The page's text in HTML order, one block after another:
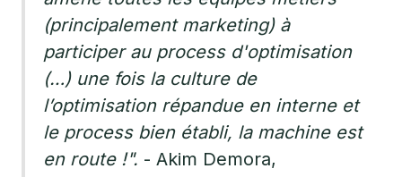
(principalement marketing) à
participer au process d'optimisation
(…) une fois la culture de
l’optimisation répandue en interne et
le process bien établi, la machine est
en route !". - Akim Demora,